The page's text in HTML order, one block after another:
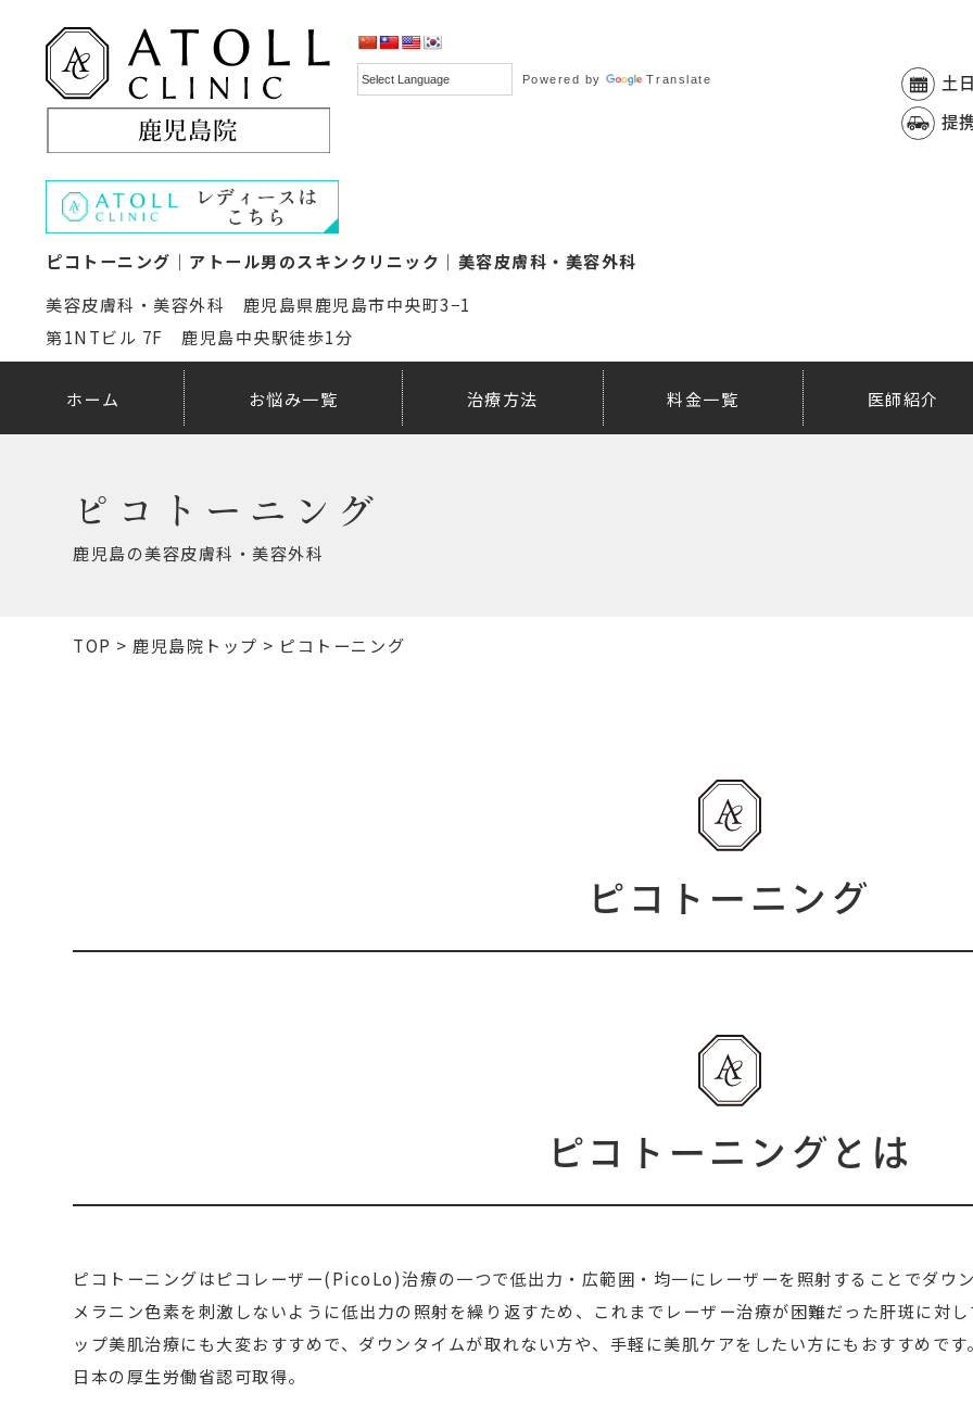
ピコトーニング｜アトール男のスキンクリニック｜美容皮膚科・美容外科
美容皮膚科・美容外科 鹿児島県鹿児島市中央町3−1
第1NTビル 7F 鹿児島中央駅徒歩1分
Powered by Translate 土
提
ホーム お悩み一覧 治療方法 料金一覧 医師紹介
ピコトーニング
鹿児島の美容皮膚科・美容外科
TOP > 鹿児島院トップ > ピコトーニング
ピコトーニング
ピコトーニングとは
ピコトーニングはピコレーザー(PicoLo)治療の一つで低出力・広範囲・均一にレーザーを照射することでダウ
メラニン色素を刺激しないように低出力の照射を繰り返すため、これまでレーザー治療が困難だった肝斑に対
ップ美肌治療にも大変おすすめで、ダウンタイムが取れない方や、手軽に美肌ケアをしたい方にもおすすめ
日本の厚生労働省認可取得。